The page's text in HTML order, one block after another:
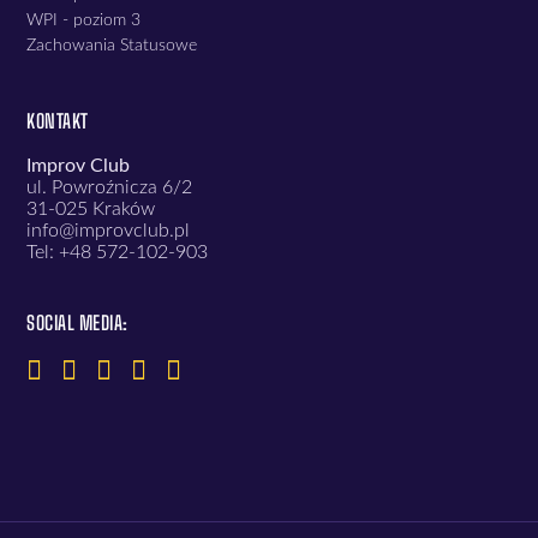
WPI - poziom 3
Zachowania Statusowe
KONTAKT
Improv Club
ul. Powroźnicza 6/2
31-025 Kraków
info@improvclub.pl
Tel: +48 572-102-903
SOCIAL MEDIA: